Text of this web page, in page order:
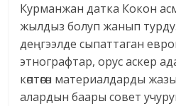
Курманжан датка Кокон
жылдыз болуп жанып
деңгээлде сыпаттаган
этнографтар, орус аскер
көптөгөн материалдарды
алардын баары совет